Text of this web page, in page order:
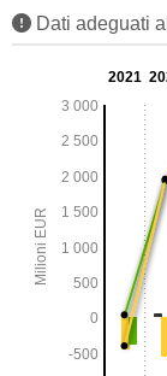
Dati adeguati